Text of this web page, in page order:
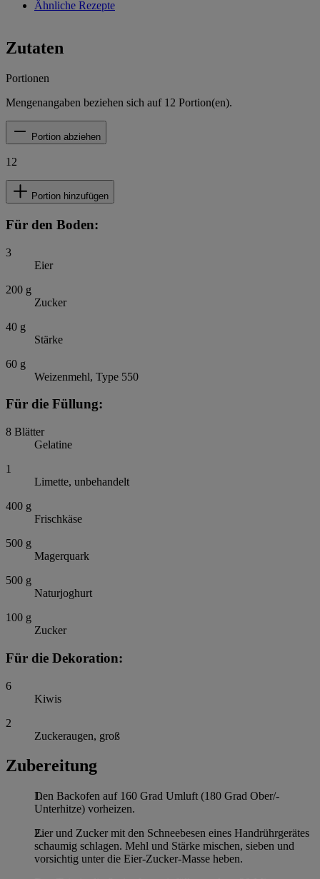
Ähnliche Rezepte
Zutaten
Portionen
Mengenangaben beziehen sich auf 12 Portion(en).
Portion abziehen
12
Portion hinzufügen
Für den Boden:
3
Eier
200 g
Zucker
40 g
Stärke
60 g
Weizenmehl, Type 550
Für die Füllung:
8 Blätter
Gelatine
1
Limette, unbehandelt
400 g
Frischkäse
500 g
Magerquark
500 g
Naturjoghurt
100 g
Zucker
Für die Dekoration:
6
Kiwis
2
Zuckeraugen, groß
Zubereitung
Den Backofen auf 160 Grad Umluft (180 Grad Ober/-
Unterhitze) vorheizen.
Eier und Zucker mit den Schneebesen eines Handrührgerätes
schaumig schlagen. Mehl und Stärke mischen, sieben und
vorsichtig unter die Eier-Zucker-Masse heben.